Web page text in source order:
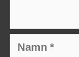
Namn